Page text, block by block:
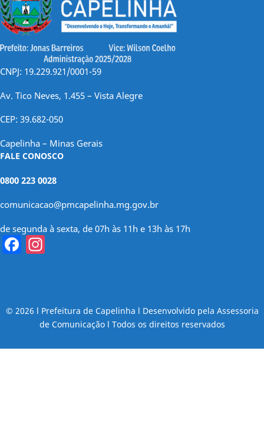
CNPJ: 19.229.921/0001-59
Av. Tico Neves, 1.455 – Vista Alegre
CEP: 39.682-050
Capelinha – Minas Gerais
FALE CONOSCO
0800 223 0028
comunicacao@pmcapelinha.mg.gov.br
de segunda à sexta, de 07h às 11h e 13h às 17h
Facebook
© 2026 l Prefeitura de Capelinha l Desenvolvido pela Assessoria
de Comunicação l Todos os direitos reservados